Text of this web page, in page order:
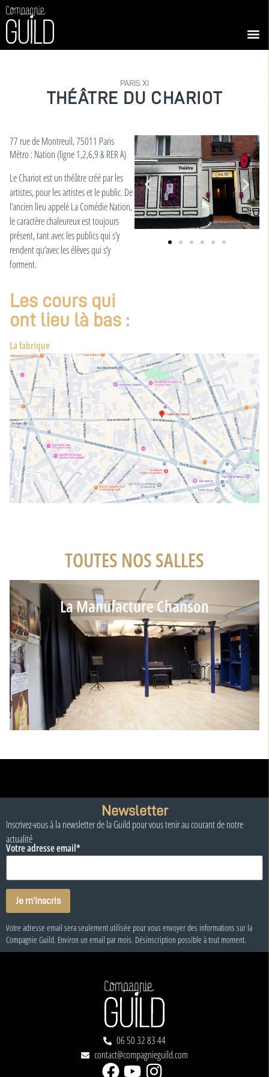
PARIS XI
THÉÂTRE DU CHARIOT
77 rue de Montreuil, 75011 Paris
Métro : Nation (ligne 1,2,6,9 & RER A)
Le Chariot est un théâtre créé par les
artistes, pour les artistes et le public. De
l’ancien lieu appelé La Comédie Nation,
le caractère chaleureux est toujours
présent, tant avec les publics qui s’y
rendent qu’avec les élèves qui s’y
forment.
Les cours qui
ont lieu là bas :
La fabrique
TOUTES NOS SALLES
La Manufacture Chanson
06 50 32 83 44
contact@compagnieguild.com
Newsletter
Inscrivez-vous à la newsletter de la Guild pour vous tenir au courant de notre
actualité
Votre adresse email*
Votre adresse email sera seulement utilisée pour vous envoyer des informations sur la
Compagnie Guild. Environ un email par mois. Désinscription possible à tout moment.